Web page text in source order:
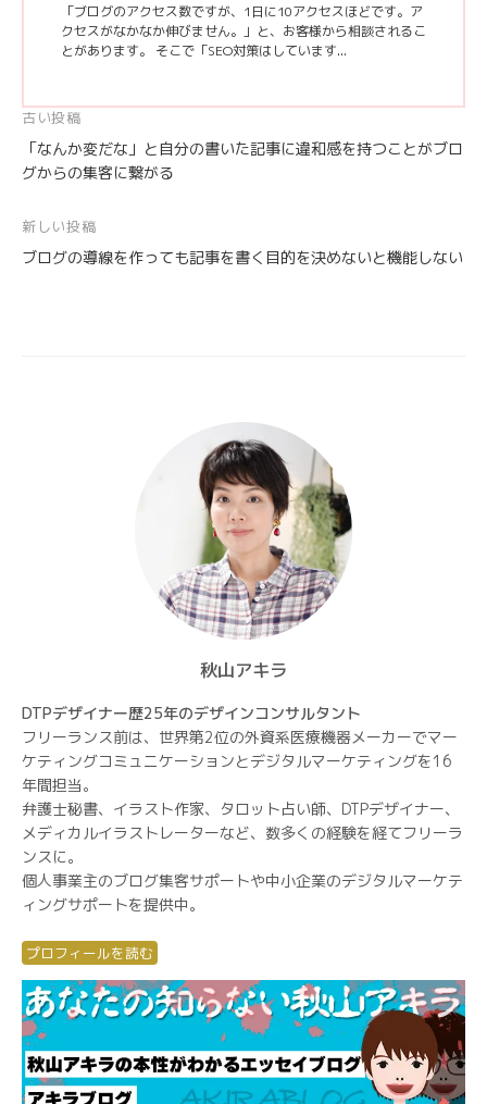
「ブログのアクセス数ですが、1日に10アクセスほどです。ア
クセスがなかなか伸びません。」と、お客様から相談されるこ
とがあります。 そこで「SEO対策はしています...
投
稿
ナ
ビ
ゲ
古い投稿
「なんか変だな」と自分の書いた記事に違和感を持つことがブロ
グからの集客に繋がる
新しい投稿
ブログの導線を作っても記事を書く目的を決めないと機能しない
秋山アキラ
DTPデザイナー歴25年のデザインコンサルタント
フリーランス前は、世界第2位の外資系医療機器メーカーでマー
ケティングコミュニケーションとデジタルマーケティングを16
年間担当。
弁護士秘書、イラスト作家、タロット占い師、DTPデザイナー、
メディカルイラストレーターなど、数多くの経験を経てフリーラ
ンスに。
個人事業主のブログ集客サポートや中小企業のデジタルマーケテ
ィングサポートを提供中。
プロフィールを読む